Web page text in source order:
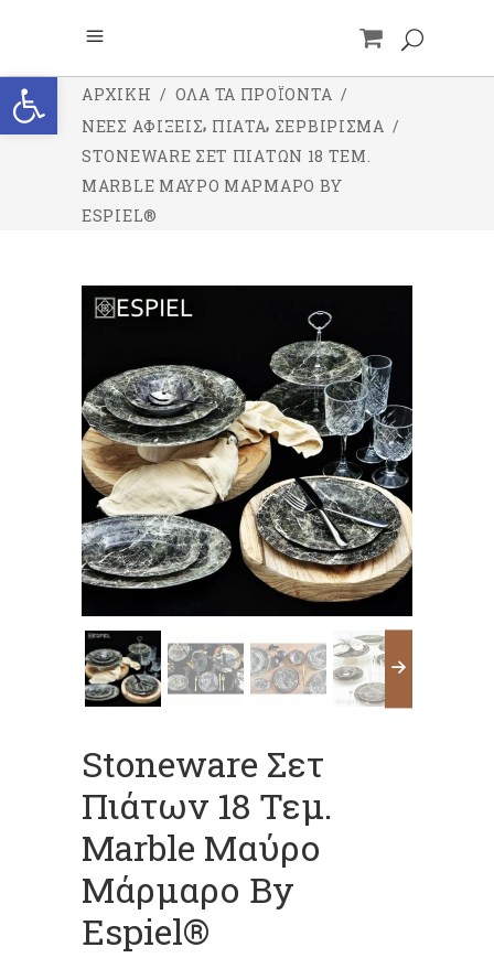
Ανοίξτε τη γραμμή εργαλείων
ΑΡΧΙΚΉ / ΌΛΑ ΤΑ ΠΡΟΪΌΝΤΑ /
ΝΕΕΣ ΑΦΙΞΕΙΣ, ΠΙΑΤΑ, ΣΕΡΒΙΡΙΣΜΑ /
STONEWARE ΣΕΤ ΠΙΆΤΩΝ 18 ΤΕΜ.
MARBLE ΜΑΎΡΟ ΜΆΡΜΑΡΟ BY
ESPIEL®
Stoneware Σετ
Πιάτων 18 Τεμ.
Marble Μαύρο
Μάρμαρο By
Espiel®